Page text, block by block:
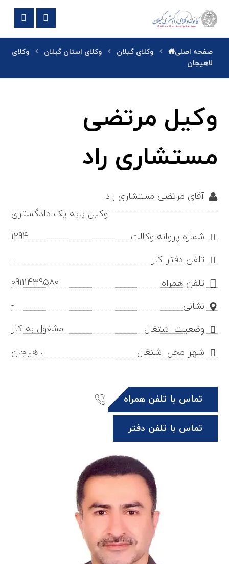
صفحه اصلی وکلای گیلان وکلای استان گیلان
وکلای
لاهیجان
وکیل مرتضی
مستشاری راد
آقای مرتضی مستشاری راد
وکیل پایه یک دادگستری
شماره پروانه وکالت
1294
تلفن دفتر کار
-
تلفن همراه
09111439580
نشانی
-
وضعیت اشتغال
مشغول به کار
شهر محل اشتغال
لاهیجان
تماس با تلفن همراه
تماس با تلفن دفتر